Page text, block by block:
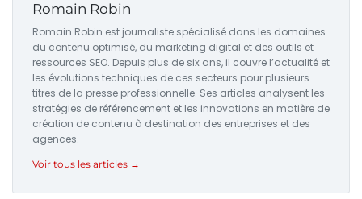
Romain Robin
Romain Robin est journaliste spécialisé dans les domaines
du contenu optimisé, du marketing digital et des outils et
ressources SEO. Depuis plus de six ans, il couvre l’actualité et
les évolutions techniques de ces secteurs pour plusieurs
titres de la presse professionnelle. Ses articles analysent les
stratégies de référencement et les innovations en matière de
création de contenu à destination des entreprises et des
agences.
Voir tous les articles →